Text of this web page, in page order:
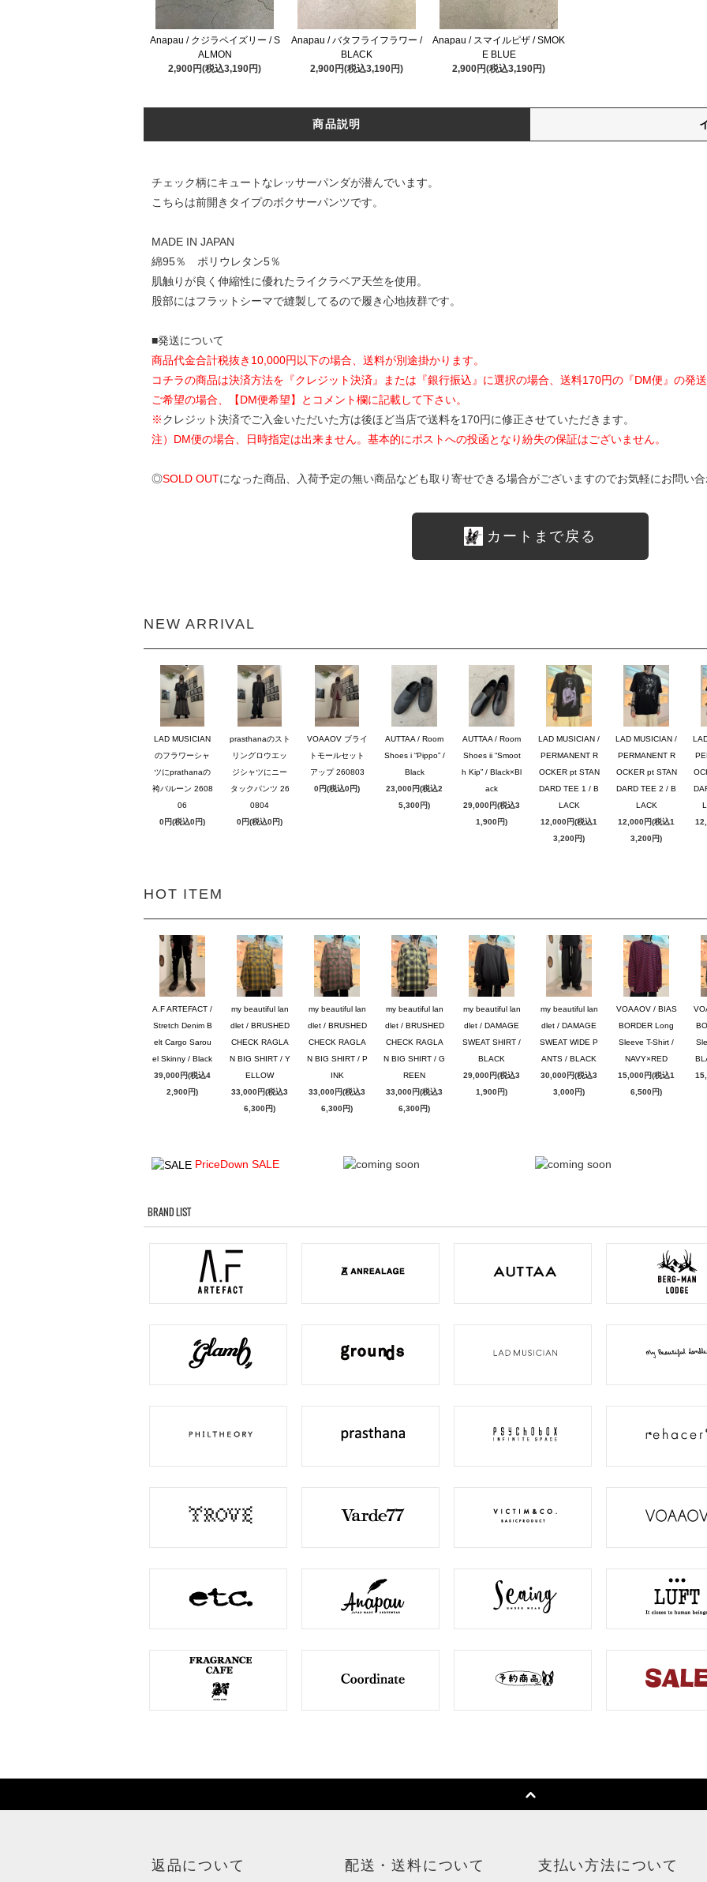
Anapau / クジラペイズリー / S
ALMON
2,900円(税込3,190円)
Anapau / バタフライフラワー /
BLACK
2,900円(税込3,190円)
Anapau / スマイルピザ / SMOK
E BLUE
2,900円(税込3,190円)
商品説明
チェック柄にキュートなレッサーパンダが潜んでいます。
こちらは前開きタイプのボクサーパンツです。
MADE IN JAPAN
綿95％ ポリウレタン5％
肌触りが良く伸縮性に優れたライクラベア天竺を使用。
股部にはフラットシーマで縫製してるので履き心地抜群です。
■発送について
商品代金合計税抜き10,000円以下の場合、送料が別途掛かります。
コチラの商品は決済方法を『クレジット決済』または『銀行振込』に選択の場合、送料170円の『DM便』の発送
ご希望の場合、【DM便希望】とコメント欄に記載して下さい。
※クレジット決済でご入金いただいた方は後ほど当店で送料を170円に修正させていただきます。
注）DM便の場合、日時指定は出来ません。基本的にポストへの投函となり紛失の保証はございません。
◎SOLD OUTになった商品、入荷予定の無い商品なども取り寄せできる場合がございますのでお気軽にお問い合
カートまで戻る
NEW ARRIVAL
LAD MUSICIAN
のフラワーシャ
ツにprathanaの
袴バルーン 2608
06
0円(税込0円)
prasthanaのスト
リングロウエッ
ジシャツにニー
タックパンツ 26
0804
0円(税込0円)
VOAAOV ブライ
トモールセット
アップ 260803
0円(税込0円)
AUTTAA / Room
Shoes i “Pippo” /
Black
23,000円(税込2
5,300円)
AUTTAA / Room
Shoes ii “Smoot
h Kip” / Black×Bl
ack
29,000円(税込3
1,900円)
LAD MUSICIAN /
PERMANENT R
OCKER pt STAN
DARD TEE 1 / B
LACK
12,000円(税込1
3,200円)
LAD MUSICIAN /
PERMANENT R
OCKER pt STAN
DARD TEE 2 / B
LACK
12,000円(税込1
3,200円)
HOT ITEM
A.F ARTEFACT /
Stretch Denim B
elt Cargo Sarou
el Skinny / Black
39,000円(税込4
2,900円)
my beautiful lan
dlet / BRUSHED
CHECK RAGLA
N BIG SHIRT / Y
ELLOW
33,000円(税込3
6,300円)
my beautiful lan
dlet / BRUSHED
CHECK RAGLA
N BIG SHIRT / P
INK
33,000円(税込3
6,300円)
my beautiful lan
dlet / BRUSHED
CHECK RAGLA
N BIG SHIRT / G
REEN
33,000円(税込3
6,300円)
my beautiful lan
dlet / DAMAGE
SWEAT SHIRT /
BLACK
29,000円(税込3
1,900円)
my beautiful lan
dlet / DAMAGE
SWEAT WIDE P
ANTS / BLACK
30,000円(税込3
3,000円)
VOAAOV / BIAS
BORDER Long
Sleeve T-Shirt /
NAVY×RED
15,000円(税込1
6,500円)
PriceDown SALE
BRAND LIST
返品について 配送・送料について 支払い方法について